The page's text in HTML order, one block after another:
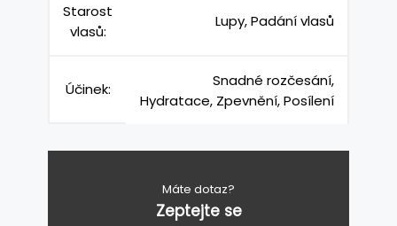
Starost
vlasů:
Lupy, Padání vlasů
Účinek:
Snadné rozčesání,
Hydratace, Zpevnění, Posílení
Máte dotaz?
Zeptejte se